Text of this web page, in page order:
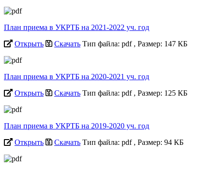
План приема в УКРТБ на 2021-2022 уч. год
Открыть
Скачать Тип файла: pdf , Размер: 147 КБ
План приема в УКРТБ на 2020-2021 уч. год
Открыть
Скачать Тип файла: pdf , Размер: 125 КБ
План приема в УКРТБ на 2019-2020 уч. год
Открыть
Скачать Тип файла: pdf , Размер: 94 КБ